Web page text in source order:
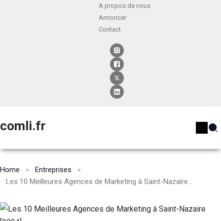
A propos de nous
Annoncer
Contact
comli.fr
Home
Entreprises
Les 10 Meilleures Agences de Marketing à Saint-Nazaire [2024]